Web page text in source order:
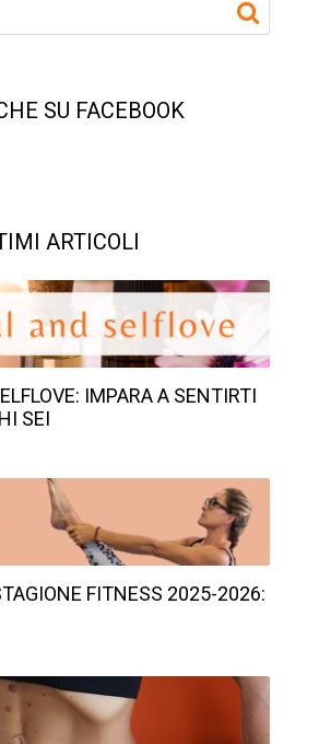
SU FACEBOOK
ARTICOLI
IMPARA A SENTIRTI
SEI
FITNESS 2025-2026: